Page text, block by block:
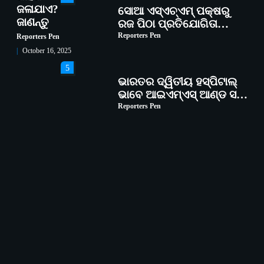
ଜଳାଯାଏ?
ଜାଣନ୍ତୁ
Reporters Pen
October 16, 2025
ସୋଆ ଏସ୍‌ଏଚ୍‌ଏମ୍ ପକ୍ଷରୁ
ରଜ ପିଠା ପ୍ରତିଯୋଗିତା
ଆୟୋଜିତ
Reporters Pen
5
ଭାରତର ଦ୍ୱିତୀୟ ହସ୍ପିଟାଲ୍
ଭାବେ ଆଇଏମ୍‌ଏସ୍ ଆଣ୍ଡ ସମ
ହସ୍ପିଟାଲ୍‌ରେ ଅତ୍ୟାଧୁନିକ
Reporters Pen